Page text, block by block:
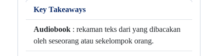
Key Takeaways
Audiobook : rekaman teks dari yang dibacakan
oleh seseorang atau sekelompok orang.